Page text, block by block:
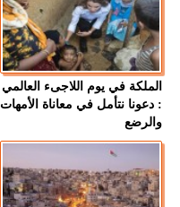
الملكة في يوم اللاجىء العالمي
: دعونا نتأمل في معاناة الأمهات
والرضع